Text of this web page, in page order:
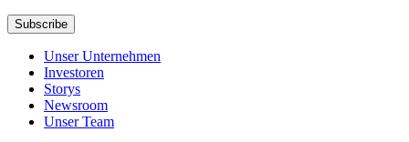
Subscribe
Unser Unternehmen
Investoren
Storys
Newsroom
Unser Team